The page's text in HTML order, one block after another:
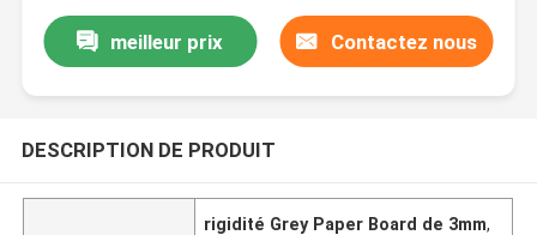
meilleur prix Contactez nous
DESCRIPTION DE PRODUIT
rigidité Grey Paper Board de 3mm,